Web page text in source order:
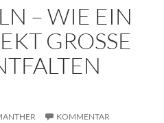
– WIE EIN
GROSSE W
K
KOMMENTAR